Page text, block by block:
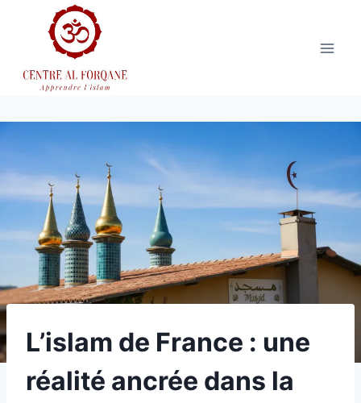
L’islam de France : une
réalité ancrée dans la